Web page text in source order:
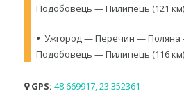
Подобовець — Пилипець (121 км)
• Ужгород — Перечин —
Подобовець — Пилипець (116 км)
GPS: 48.669917, 23.352361